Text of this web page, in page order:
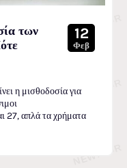
των
12
Φεβ
η μισθοδοσία για
27, απλά τα χρήματα